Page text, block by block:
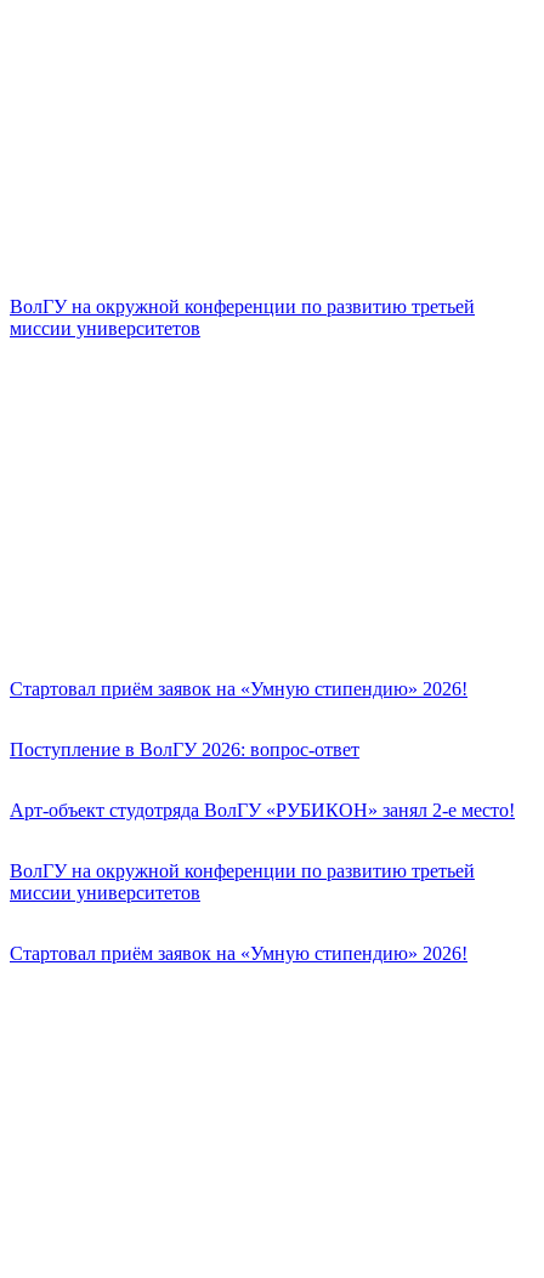
ВолГУ на окружной конференции по развитию третьей
миссии университетов
Стартовал приём заявок на «Умную стипендию» 2026!
Поступление в ВолГУ 2026: вопрос-ответ
Арт-объект студотряда ВолГУ «РУБИКОН» занял 2-е место!
ВолГУ на окружной конференции по развитию третьей
миссии университетов
Стартовал приём заявок на «Умную стипендию» 2026!